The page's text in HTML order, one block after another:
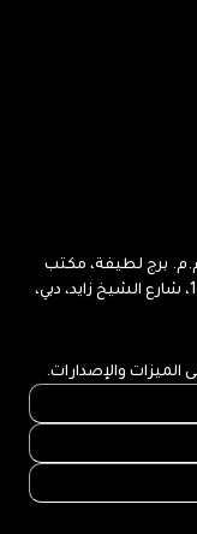
برج لطيفة، مكتب
رقم 604 - الجناح الغربي، مركز التجارة العالمي 1، شارع الشيخ زايد، دبي،
الميزات والإصدارات.